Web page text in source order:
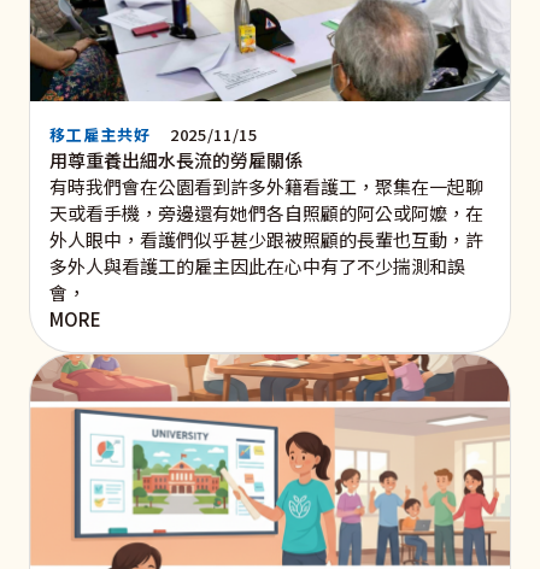
移工雇主共好 2025/11/15
用尊重養出細水長流的勞雇關係
有時我們會在公園看到許多外籍看護工，聚集在一起聊
天或看手機，旁邊還有她們各自照顧的阿公或阿嬤，在
外人眼中，看護們似乎甚少跟被照顧的長輩也互動，許
多外人與看護工的雇主因此在心中有了不少揣測和誤
會，
MORE